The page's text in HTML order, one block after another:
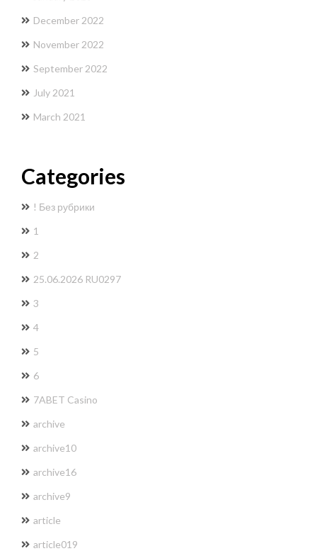
December 2022
November 2022
September 2022
July 2021
March 2021
Categories
! Без рубрики
1
2
25.06.2026 RU0297
3
4
5
6
7ABET Casino
archive
archive10
archive16
archive9
article
article019